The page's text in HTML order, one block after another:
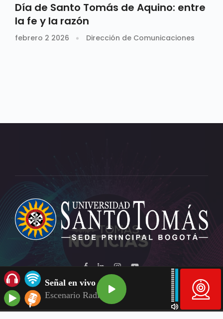
Día de Santo Tomás de Aquino: entre
la fe y la razón
febrero 2 2026 Dirección de Comunicaciones
Señal en vivo
Escenario Radio